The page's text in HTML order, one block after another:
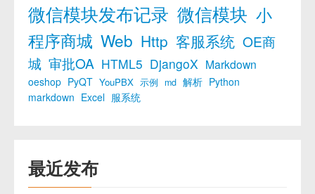
微信模块发布记录 微信模块 小
程序商城 Web Http 客服系统 OE商
城 审批OA HTML5 DjangoX Markdown
oeshop PyQT YouPBX 示例 md 解析 Python
markdown Excel 服系统
最近发布